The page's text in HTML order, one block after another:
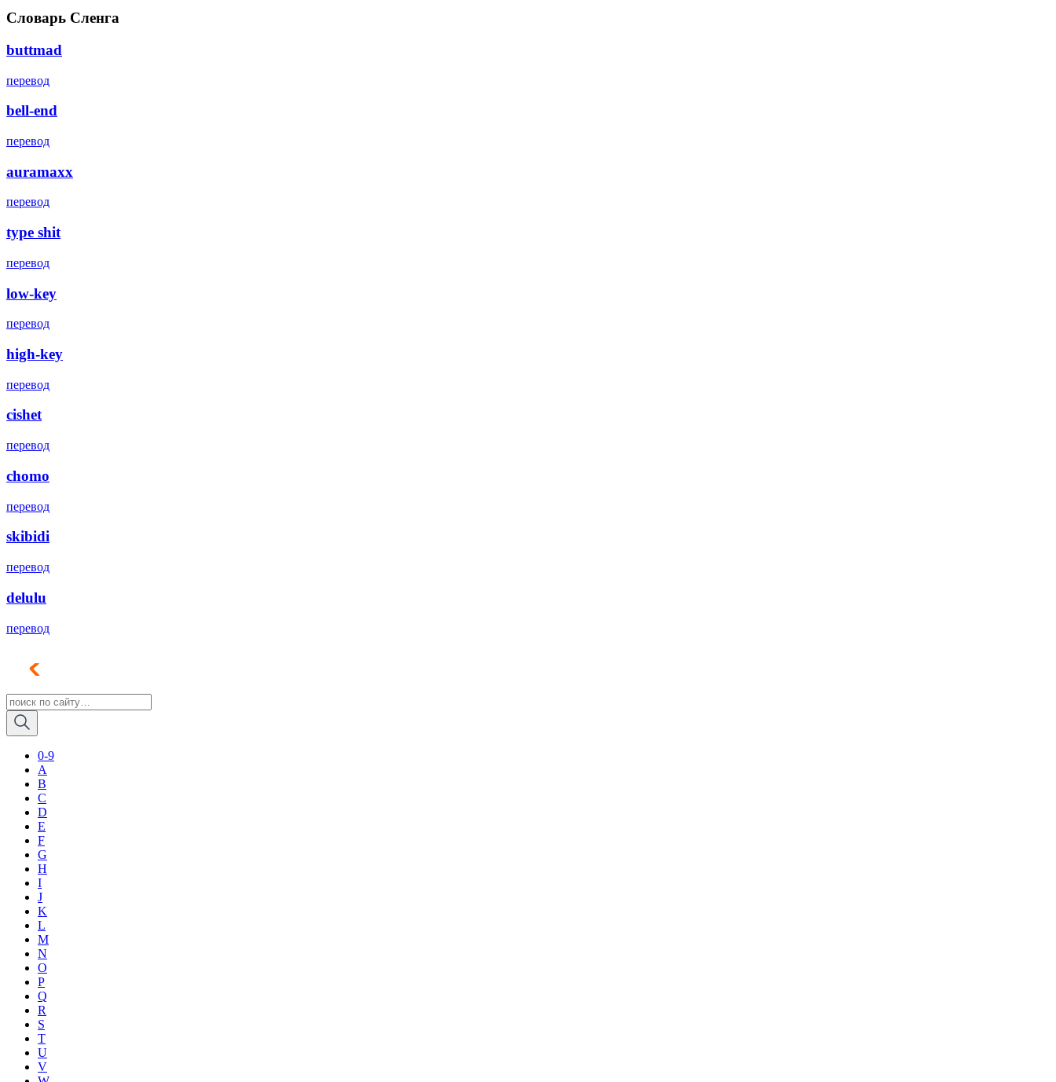
Словарь Сленга
buttmad
перевод
bell-end
перевод
auramaxx
перевод
type shit
перевод
low-key
перевод
high-key
перевод
cishet
перевод
chomo
перевод
skibidi
перевод
delulu
перевод
0-9
A
B
C
D
E
F
G
H
I
J
K
L
M
N
O
P
Q
R
S
T
U
V